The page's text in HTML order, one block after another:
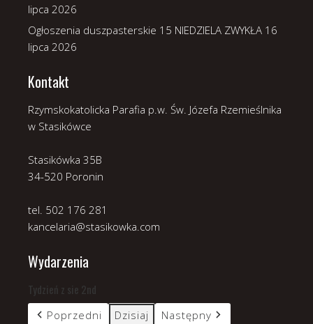
lipca 2026
Ogłoszenia duszpasterskie 15 NIEDZIELA ZWYKŁA 16
lipca 2026
Kontakt
Rzymskokatolicka Parafia p.w. Św. Józefa Rzemieślnika
w Stasikówce
Stasikówka 35B
34-520 Poronin
tel. 502 176 281
kancelaria@stasikowka.com
Wydarzenia
Tydzień z sie 2nd
Poprzedni Dzisiaj Następny